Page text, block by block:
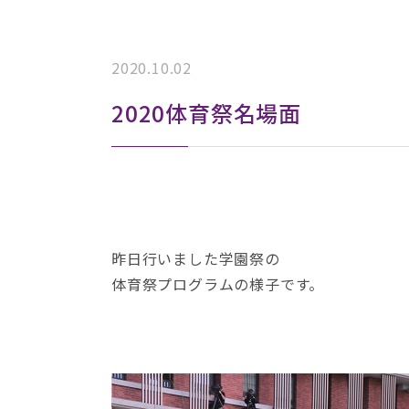
2020.10.02
2020体育祭名場面
昨日行いました学園祭の
体育祭プログラムの様子です。